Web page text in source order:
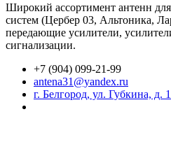
Широкий ассортимент антенн
систем (Цербер 03, Альтоника,
передающие усилители,
сигнализации.
+7 (904) 099-21-99
antena31@yandex.ru
г. Белгород, ул. Губкина, д.